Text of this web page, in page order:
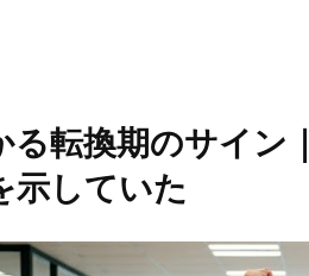
る転換期のサイン
示していた